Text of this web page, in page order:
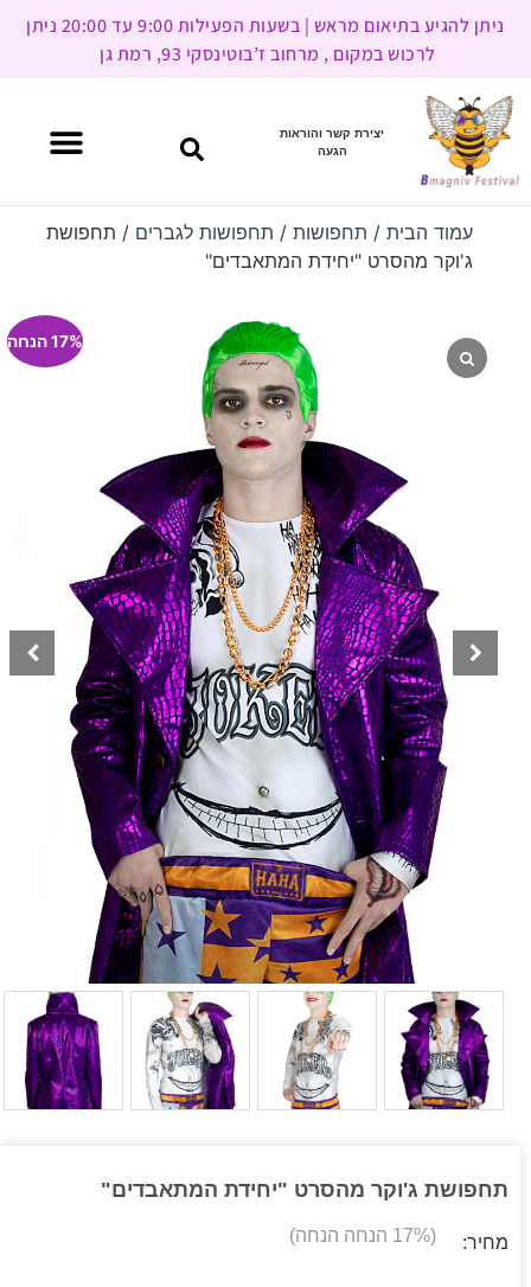
ניתן להגיע בתיאום מראש | בשעות הפעילות 9:00 עד 20:00 ניתן
לרכוש במקום , מרחוב ז’בוטינסקי 93, רמת גן
יצירת קשר והוראות
הגעה
עמוד הבית/ תחפושות/ תחפושות לגברים / תחפושת
ג'וקר מהסרט "יחידת המתאבדים"
17% הנחה
תחפושת ג'וקר מהסרט "יחידת המתאבדים"
מחיר: (17% הנחה הנחה)